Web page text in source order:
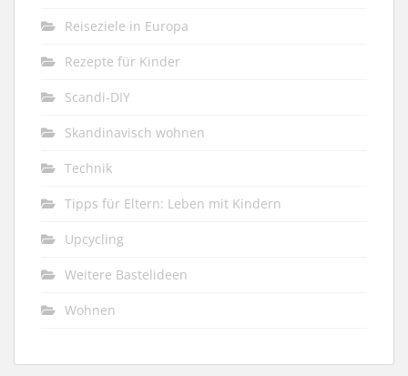
Reiseziele in Europa
Rezepte für Kinder
Scandi-DIY
Skandinavisch wohnen
Technik
Tipps für Eltern: Leben mit Kindern
Upcycling
Weitere Bastelideen
Wohnen